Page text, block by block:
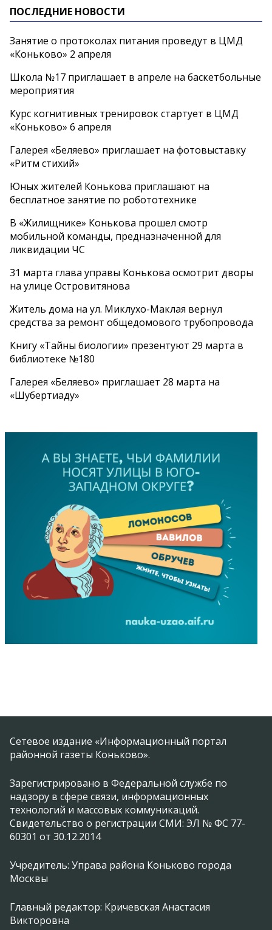
ПОСЛЕДНИЕ НОВОСТИ
Занятие о протоколах питания проведут в ЦМД
«Коньково» 2 апреля
Школа №17 приглашает в апреле на баскетбольные
мероприятия
Курс когнитивных тренировок стартует в ЦМД
«Коньково» 6 апреля
Галерея «Беляево» приглашает на фотовыставку
«Ритм стихий»
Юных жителей Конькова приглашают на
бесплатное занятие по робототехнике
В «Жилищнике» Конькова прошел смотр
мобильной команды, предназначенной для
ликвидации ЧС
31 марта глава управы Конькова осмотрит дворы
на улице Островитянова
Житель дома на ул. Миклухо-Маклая вернул
средства за ремонт общедомового трубопровода
Книгу «Тайны биологии» презентуют 29 марта в
библиотеке №180
Галерея «Беляево» приглашает 28 марта на
«Шубертиаду»
Сетевое издание «Информационный портал
районной газеты Коньково».
Зарегистрировано в Федеральной службе по
надзору в сфере связи, информационных
технологий и массовых коммуникаций.
Свидетельство о регистрации СМИ: ЭЛ № ФС 77-
60301 от 30.12.2014
Учредитель: Управа района Коньково города
Москвы
Главный редактор: Кричевская Анастасия
Викторовна